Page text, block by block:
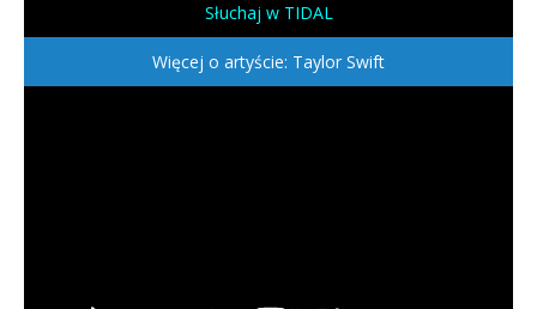
Słuchaj w TIDAL
Więcej o artyście: Taylor Swift